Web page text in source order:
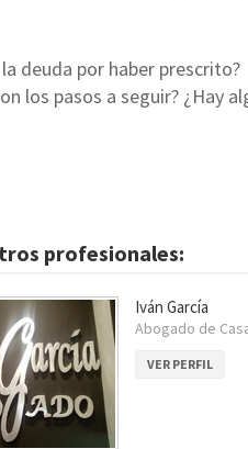
deuda por haber prescrito?
los pasos a seguir? ¿Hay
profesionales:
Iván García
Abogado de
VER PERFIL